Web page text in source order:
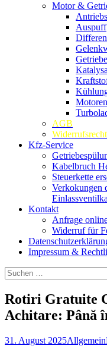
Motor &
Auspuff
Getriebe
Motoren
AGB
Widerrufsrecht
Kfz-Service
Kabelbruch
Steuerkette
Verkokungen
Kontakt
Anfrage
Widerruf für
Impressum &
Suchen
nach:
Rotiri Gratuite
Achitare: Până
31. August 2025Allgemein